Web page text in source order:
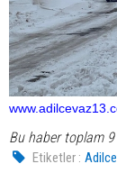
Bu haber toplam
Etiketler :